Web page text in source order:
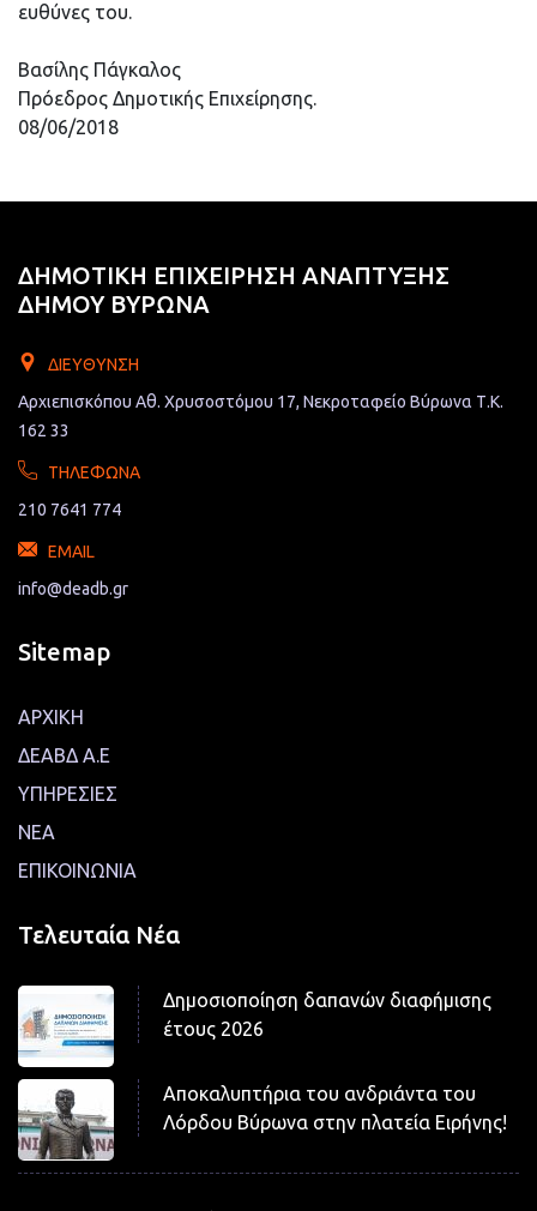
ευθύνες του.
Βασίλης Πάγκαλος
Πρόεδρος Δημοτικής Επιχείρησης.
08/06/2018
ΔΗΜΟΤΙΚΗ ΕΠΙΧΕΙΡΗΣΗ ΑΝΑΠΤΥΞΗΣ
ΔΗΜΟΥ ΒΥΡΩΝΑ
ΔΙΕΎΘΥΝΣΗ
Αρχιεπισκόπου Αθ. Χρυσοστόμου 17, Νεκροταφείο Βύρωνα Τ.Κ.
162 33
ΤΗΛΈΦΩΝΑ
210 7641 774
EMAIL
info@deadb.gr
Sitemap
ΑΡΧΙΚΗ
ΔΕΑΒΔ Α.Ε
ΥΠΗΡΕΣΙΕΣ
ΝΕΑ
ΕΠΙΚΟΙΝΩΝΙΑ
Τελευταία Νέα
Δημοσιοποίηση δαπανών διαφήμισης
έτους 2026
Αποκαλυπτήρια του ανδριάντα του
Λόρδου Βύρωνα στην πλατεία Ειρήνης!